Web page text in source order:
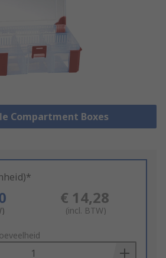
Compartment Boxes
€ 14,28
(incl. BTW)